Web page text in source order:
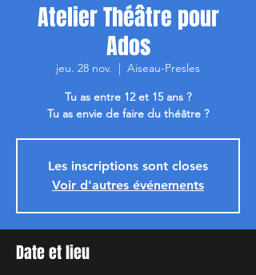
Atelier Théâtre pour
Ados
jeu. 28 nov.
  |
Aiseau-Presles
Tu as entre 12 et 15 ans ?
Tu as envie de faire du théâtre ?
Les inscriptions sont closes
Voir d'autres événements
Date et lieu